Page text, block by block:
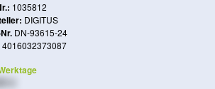
1035812
DIGITUS
DN-93615-24
4016032373087